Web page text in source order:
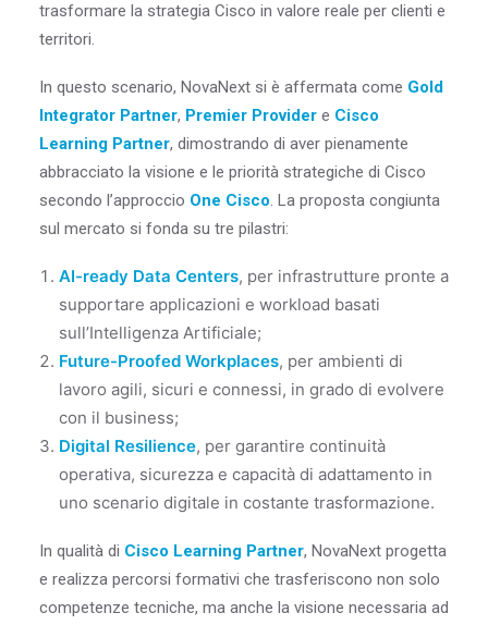
trasformare la strategia Cisco in valore reale per clienti e
territori.
In questo scenario, NovaNext si è affermata come Gold
Integrator Partner, Premier Provider e Cisco
Learning Partner, dimostrando di aver pienamente
abbracciato la visione e le priorità strategiche di Cisco
secondo l’approccio One Cisco. La proposta congiunta
sul mercato si fonda su tre pilastri:
AI-ready Data Centers, per infrastrutture pronte a
supportare applicazioni e workload basati
sull’Intelligenza Artificiale;
Future-Proofed Workplaces, per ambienti di
lavoro agili, sicuri e connessi, in grado di evolvere
con il business;
Digital Resilience, per garantire continuità
operativa, sicurezza e capacità di adattamento in
uno scenario digitale in costante trasformazione.
In qualità di Cisco Learning Partner, NovaNext progetta
e realizza percorsi formativi che trasferiscono non solo
competenze tecniche, ma anche la visione necessaria ad